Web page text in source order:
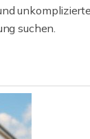
suchen.